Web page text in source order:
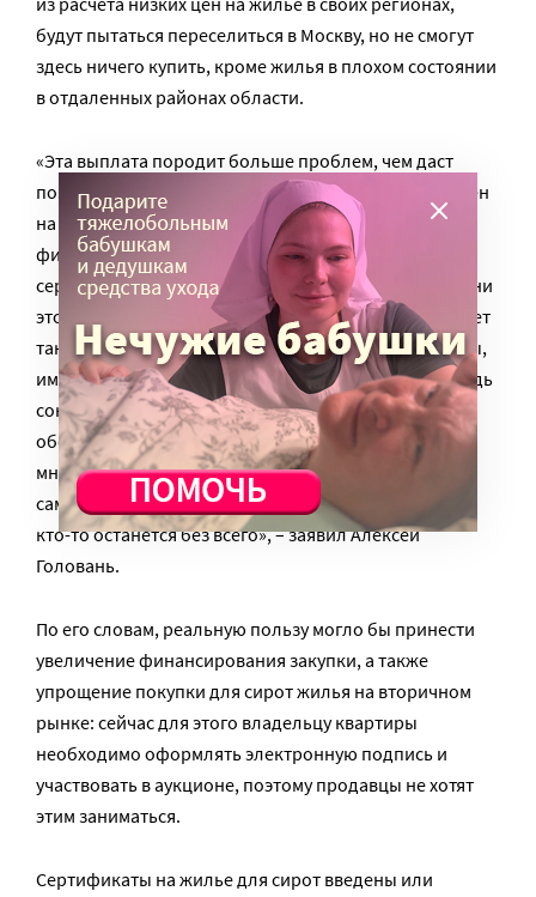
будут пытаться переселиться в Москву, но не смогут
здесь ничего купить, кроме жилья в плохом состоянии
в отдаленных районах области.
«Эта выплата породит больше проблем, чем даст
позитивного эффекта. Весь этот механизм направлен
на формальное решение проблемы. Увеличение
финансирования не планируется. Нам говорят, что
сертификаты помогут сократить очередь – но как они
это сделают, если денег остается столько же? И будет
так: вместо того чтобы купить сиротам три квартиры,
им выдадут четыре сертификата. Формально очередь
сократится, в реальности – нет. Процедуры по
обеспечению сирот жильем приносят чиновникам
много хлопот, а теперь все это перекладывают на
самих сирот. Кто-то сможет этим воспользоваться, а
кто-то останется без всего», – заявил Алексей
Головань.
По его словам, реальную пользу могло бы принести
увеличение финансирования закупки, а также
упрощение покупки для сирот жилья на вторичном
рынке: сейчас для этого владельцу квартиры
необходимо оформлять электронную подпись и
участвовать в аукционе, поэтому продавцы не хотят
этим заниматься.
Сертификаты на жилье для сирот введены или